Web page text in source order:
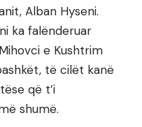
Alban Hyseni.
ka falënderuar
e Kushtrim
të cilët kanë
që t’i
shumë.